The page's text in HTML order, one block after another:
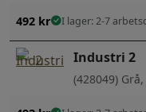
492 kr I lager: 2-7
Industri 2
(428049)